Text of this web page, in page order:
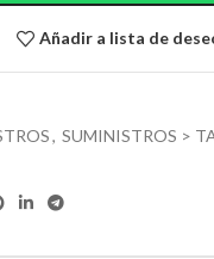
Añadir a lista de
, SUMINISTROS >